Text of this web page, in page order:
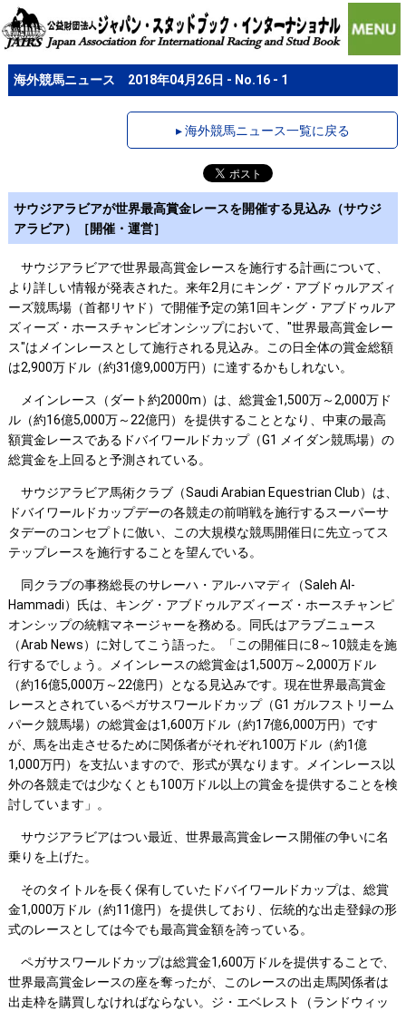
海外競馬ニュース 2018年04月26日 - No.16 - 1
▸ 海外競馬ニュース一覧に戻る
サウジアラビアが世界最高賞金レースを開催する見込み（サウジ
アラビア）［開催・運営］
サウジアラビアで世界最高賞金レースを施行する計画について、
より詳しい情報が発表された。来年2月にキング・アブドゥルアズィ
ーズ競馬場（首都リヤド）で開催予定の第1回キング・アブドゥルア
ズィーズ・ホースチャンピオンシップにおいて、"世界最高賞金レー
ス"はメインレースとして施行される見込み。この日全体の賞金総額
は2,900万ドル（約31億9,000万円）に達するかもしれない。
メインレース（ダート約2000m）は、総賞金1,500万～2,000万ド
ル（約16億5,000万～22億円）を提供することとなり、中東の最高
額賞金レースであるドバイワールドカップ（G1 メイダン競馬場）の
総賞金を上回ると予測されている。
サウジアラビア馬術クラブ（Saudi Arabian Equestrian Club）は、
ドバイワールドカップデーの各競走の前哨戦を施行するスーパーサ
タデーのコンセプトに倣い、この大規模な競馬開催日に先立ってス
テップレースを施行することを望んでいる。
同クラブの事務総長のサレーハ・アル-ハマディ（Saleh Al-
Hammadi）氏は、キング・アブドゥルアズィーズ・ホースチャンピ
オンシップの統轄マネージャーを務める。同氏はアラブニュース
（Arab News）に対してこう語った。「この開催日に8～10競走を施
行するでしょう。メインレースの総賞金は1,500万～2,000万ドル
（約16億5,000万～22億円）となる見込みです。現在世界最高賞金
レースとされているペガサスワールドカップ（G1 ガルフストリーム
パーク競馬場）の総賞金は1,600万ドル（約17億6,000万円）です
が、馬を出走させるために関係者がそれぞれ100万ドル（約1億
1,000万円）を支払いますので、形式が異なります。メインレース以
外の各競走では少なくとも100万ドル以上の賞金を提供することを検
討しています」。
サウジアラビアはつい最近、世界最高賞金レース開催の争いに名
乗りを上げた。
そのタイトルを長く保有していたドバイワールドカップは、総賞
金1,000万ドル（約11億円）を提供しており、伝統的な出走登録の形
式のレースとしては今でも最高賞金額を誇っている。
ペガサスワールドカップは総賞金1,600万ドルを提供することで、
世界最高賞金レースの座を奪ったが、このレースの出走馬関係者は
出走枠を購買しなければならない。ジ・エベレスト（ランドウィッ